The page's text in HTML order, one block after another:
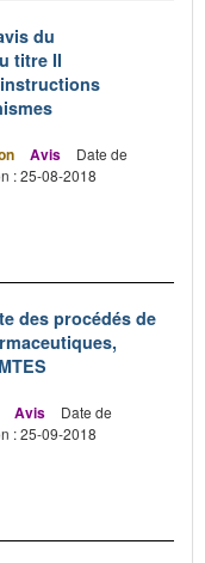
du
titre II
Avis
Date de
: 25-08-2018
des procédés de
Avis
Date de
: 25-09-2018